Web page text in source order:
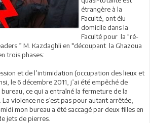
étrangère à la
Faculté, ont élu
domicile dans la
Faculté pour la "ré-
” M. Kazdaghli en "découpant la Ghazoua
trois phases:
et de l’intimidation (occupation des lieux et
le 6 décembre 2011, j’ai été empêché de
ce qui a entraîné la fermeture de la
violence ne s’est pas pour autant arrêtée,
mon bureau a été saccagé par deux filles en
jets de pierres.